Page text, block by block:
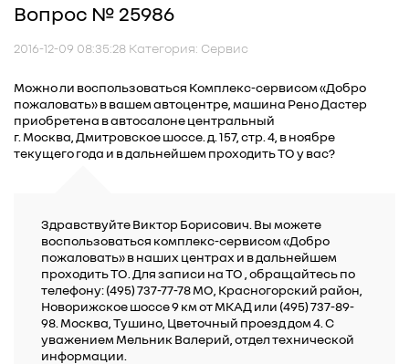
Вопрос № 25986
2016-12-09 08:35:28 Категория: Сервис
Можно ли воспользоваться Комплекс-сервисом «Добро
пожаловать» в вашем автоцентре, машина Рено Дастер
приобретена в автосалоне центральный
г. Москва, Дмитровское шоссе. д. 157, стр. 4, в ноябре
текущего года и в дальнейшем проходить ТО у вас?
Здравствуйте Виктор Борисович. Вы можете
воспользоваться комплекс-сервисом «Добро
пожаловать» в наших центрах и в дальнейшем
проходить ТО. Для записи на ТО , обращайтесь по
телефону: (495) 737-77-78 МО, Красногорский район,
Новорижское шоссе 9 км от МКАД или (495) 737-89-
98. Москва, Тушино, Цветочный проезд дом 4. С
уважением Мельник Валерий, отдел технической
информации.